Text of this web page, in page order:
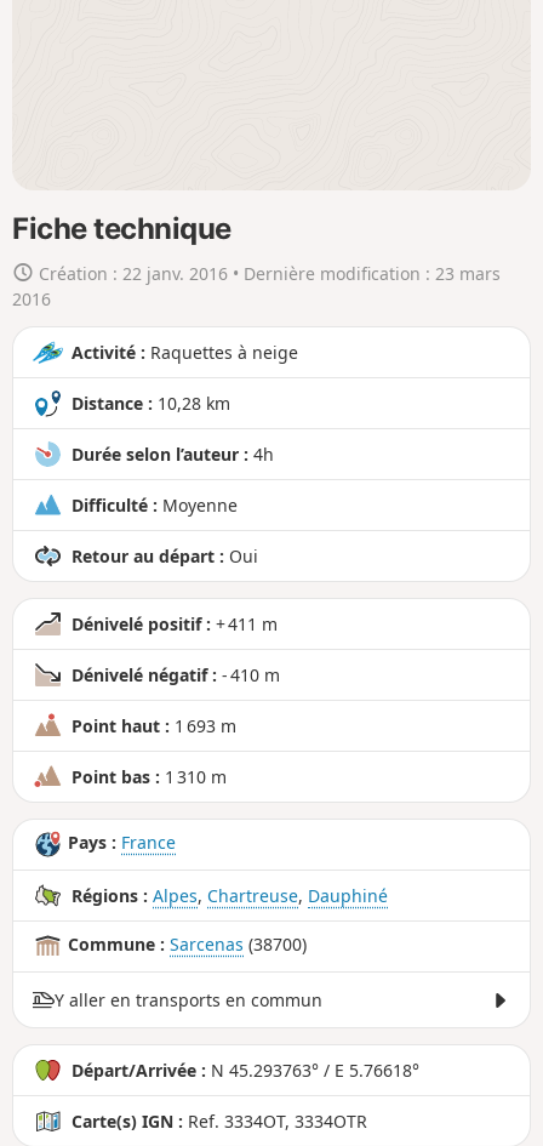
e
n
r
n
d
Fiche technique
Création : 22 janv. 2016• Dernière modification : 23 mars
2016
Activité : Raquettes à neige
Distance : 10,28 km
Durée selon l’auteur : 4h
Difficulté : Moyenne
Retour au départ : Oui
Dénivelé positif : + 411 m
Dénivelé négatif : - 410 m
Point haut : 1 693 m
Point bas : 1 310 m
Pays : France
Régions : Alpes, Chartreuse, Dauphiné
Commune : Sarcenas (38700)
Y aller en transports en commun
Départ/Arrivée : N 45.293763° / E 5.76618°
Carte(s) IGN : Ref. 3334OT, 3334OTR